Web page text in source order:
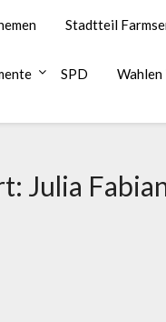
Stadtteil
SPD Wahlen
Julia